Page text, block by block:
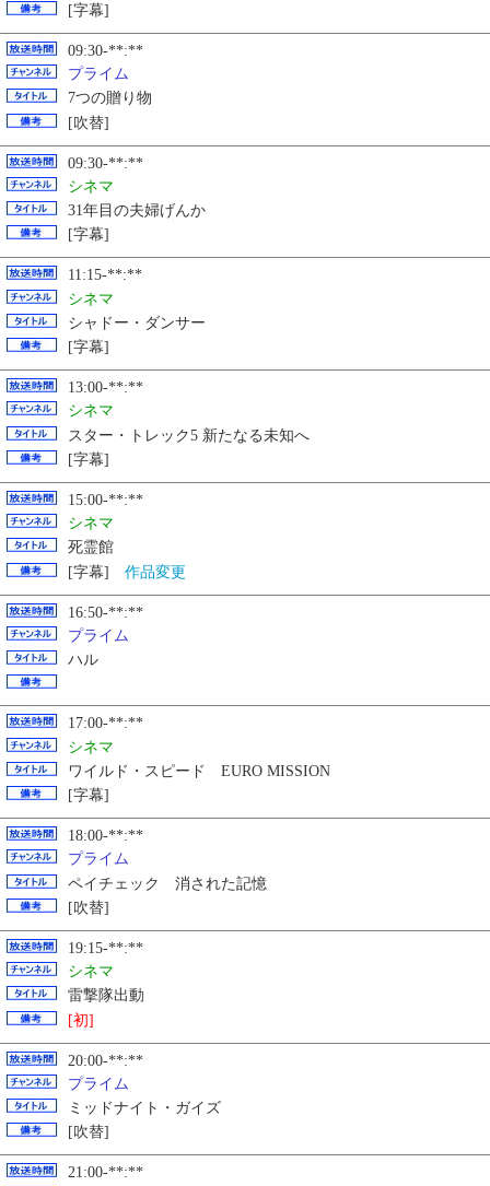
[字幕]
09:30-**:**
プライム
7つの贈り物
[吹替]
09:30-**:**
シネマ
31年目の夫婦げんか
[字幕]
11:15-**:**
シネマ
シャドー・ダンサー
[字幕]
13:00-**:**
シネマ
スター・トレック5 新たなる未知へ
[字幕]
15:00-**:**
シネマ
死霊館
[字幕] 作品変更
16:50-**:**
プライム
ハル
17:00-**:**
シネマ
ワイルド・スピード EURO MISSION
[字幕]
18:00-**:**
プライム
ペイチェック 消された記憶
[吹替]
19:15-**:**
シネマ
雷撃隊出動
[初]
20:00-**:**
プライム
ミッドナイト・ガイズ
[吹替]
21:00-**:**